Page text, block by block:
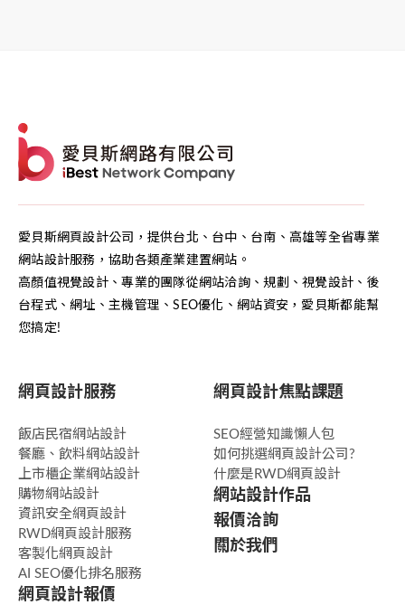
愛貝斯網頁設計公司，提供台北、台中、台南、高雄等全省專業
網站設計服務，協助各類產業建置網站。
高顏值視覺設計、專業的團隊從網站洽詢、規劃、視覺設計、後
台程式、網址、主機管理、SEO優化、網站資安，愛貝斯都能幫
您搞定!
網頁設計服務
飯店民宿網站設計
餐廳、飲料網站設計
上市櫃企業網站設計
購物網站設計
資訊安全網頁設計
RWD網頁設計服務
客製化網頁設計
AI SEO優化排名服務
網頁設計報價
網頁設計焦點課題
SEO經營知識懶人包
如何挑選網頁設計公司?
什麼是RWD網頁設計
網站設計作品
報價洽詢
關於我們